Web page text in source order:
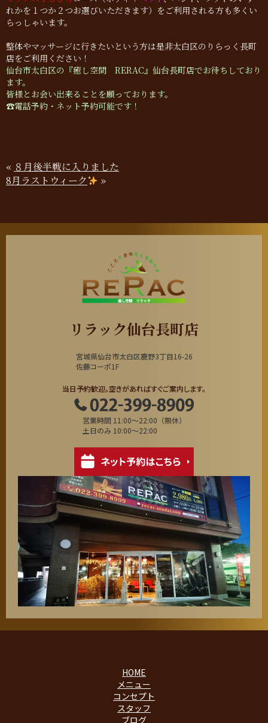
れかを１つか２つお選びいただきます）をご利用される方も多くい
らっしゃいます。
整体やマッサージに行きたいという方は是非太白区のりらっく長町
店をご利用ください！
仙台市太白区の『癒し空間 RERAC』仙台長町店でお待ちしており
ます。
皆様とお会い出来ることを願っております。
☎︎電話予約・ネット予約可能です！
« ８月後半戦に入りました
8月ラストウィーク
»
リラック仙台長町店
宮城県仙台市太白区鹿野3丁目16-26
佐藤コーポ1F
当日予約歓迎。空きがあればすぐご案内します。
営業時間 11:00～22:00（無休）
土日のみ 10:00～22:00
HOME
メニュー
コンセプト
スタッフ
ブログ